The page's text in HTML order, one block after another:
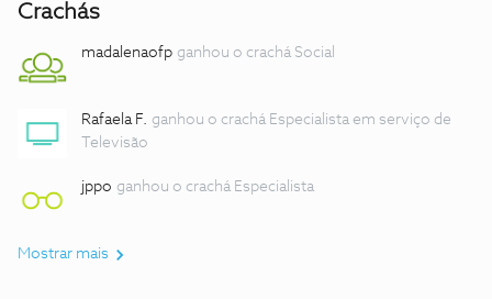
Crachás
madalenaofp ganhou o crachá Social
Rafaela F. ganhou o crachá Especialista em serviço de
Televisão
jppo ganhou o crachá Especialista
Mostrar mais